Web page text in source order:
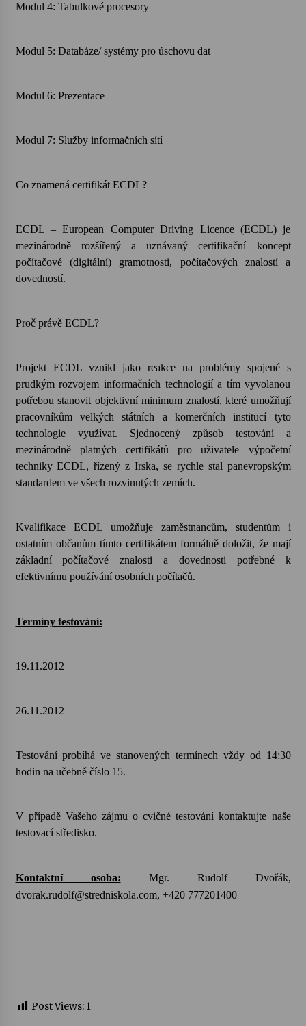
Ozvěny prázdnin
13. 7. 2026
Varhanní recitál Michala Novenka v Klášteře
Modul 4: Tabulkové procesory
Modul 5: Databáze/ systémy pro úschovu dat
Modul 6: Prezentace
Modul 7: Služby informačních sítí
Co znamená certifikát ECDL?
ECDL – European Computer Driving Licence (ECDL) je
mezinárodně rozšířený a uznávaný certifikační koncept
počítačové (digitální) gramotnosti, počítačových znalostí a
dovedností.
Proč právě ECDL?
Projekt ECDL vznikl jako reakce na problémy spojené s
prudkým rozvojem informačních technologií a tím vyvolanou
potřebou stanovit objektivní minimum znalostí, které umožňují
pracovníkům velkých státních a komerčních institucí tyto
technologie využívat. Sjednocený způsob testování a
mezinárodně platných certifikátů pro uživatele výpočetní
techniky ECDL, řízený z Irska, se rychle stal panevropským
standardem ve všech rozvinutých zemích.
Kvalifikace ECDL umožňuje zaměstnancům, studentům i
ostatním občanům tímto certifikátem formálně doložit, že mají
základní počítačové znalosti a dovednosti potřebné k
efektivnímu používání osobních počítačů.
Termíny testování:
19.11.2012
26.11.2012
Testování probíhá ve stanovených termínech vždy od 14:30
hodin na učebně číslo 15.
V případě Vašeho zájmu o cvičné testování kontaktujte naše
testovací středisko.
Kontaktní osoba: Mgr. Rudolf Dvořák,
dvorak.rudolf@stredniskola.com, +420 777201400
Post Views: 1